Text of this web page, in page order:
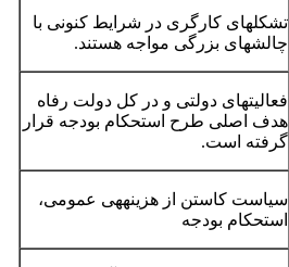
تشکل­های کارگری در شرایط کنونی با
چالش­های بزرگی مواجه هستند.
فعالیت­های دولتی و در کل دولت رفاه
هدف اصلی طرح استحکام بودجه قرار
گرفته است.
سیاست کاستن از هزینه­هی عمومی،
استحکام بودجه